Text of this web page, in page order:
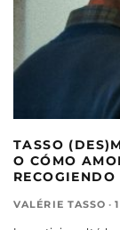
TASSO
O CÓMO
VALÉRIE TASSO ·